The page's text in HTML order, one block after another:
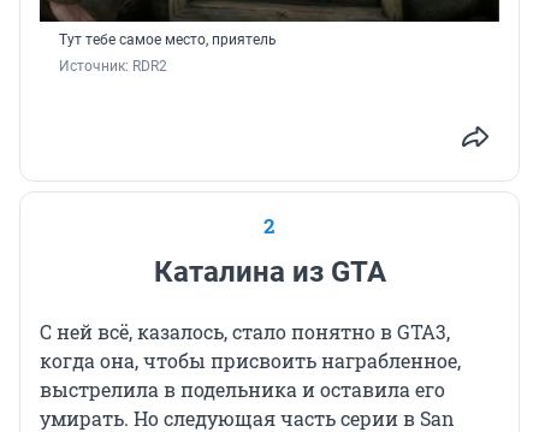
Тут тебе самое место, приятель
Источник: RDR2
2
Каталина из GTA
С ней всё, казалось, стало понятно в GTA3,
когда она, чтобы присвоить награбленное,
выстрелила в подельника и оставила его
умирать. Но следующая часть серии в San